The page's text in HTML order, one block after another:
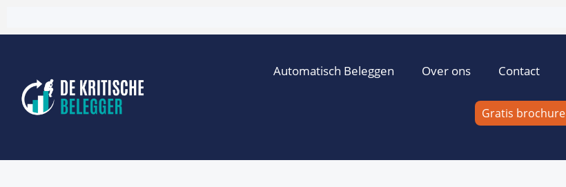
naar
inhoud
Automatisch Beleggen Over ons Contact
Gratis brochure